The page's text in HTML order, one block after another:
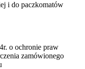
i do paczkomatów
o ochronie praw
zamówionego